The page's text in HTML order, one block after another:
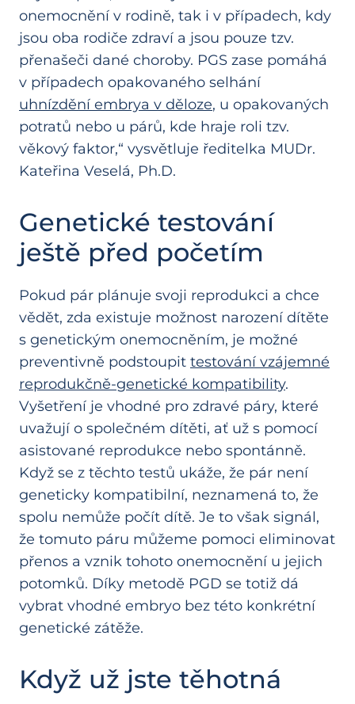
onemocnění v rodině, tak i v případech, kdy
jsou oba rodiče zdraví a jsou pouze tzv.
přenašeči dané choroby. PGS zase pomáhá
v případech opakovaného selhání
uhnízdění embrya v děloze, u opakovaných
potratů nebo u párů, kde hraje roli tzv.
věkový faktor,“ vysvětluje ředitelka MUDr.
Kateřina Veselá, Ph.D.
Genetické testování
ještě před početím
Pokud pár plánuje svoji reprodukci a chce
vědět, zda existuje možnost narození dítěte
s genetickým onemocněním, je možné
preventivně podstoupit testování vzájemné
reprodukčně-genetické kompatibility.
Vyšetření je vhodné pro zdravé páry, které
uvažují o společném dítěti, ať už s pomocí
asistované reprodukce nebo spontánně.
Když se z těchto testů ukáže, že pár není
geneticky kompatibilní, neznamená to, že
spolu nemůže počít dítě. Je to však signál,
že tomuto páru můžeme pomoci eliminovat
přenos a vznik tohoto onemocnění u jejich
potomků. Díky metodě PGD se totiž dá
vybrat vhodné embryo bez této konkrétní
genetické zátěže.
Když už jste těhotná